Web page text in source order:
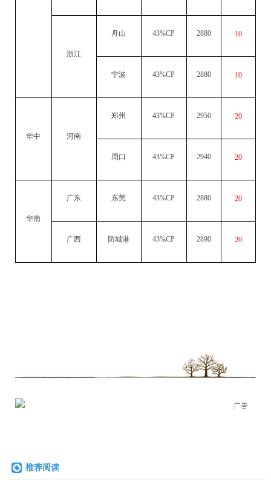
浙江
舟山 43%CP 2880 10
宁波 43%CP 2880 10
华中 河南
郑州 43%CP 2950 20
周口 43%CP 2940 20
华南
广东 东莞 43%CP 2880 20
广西 防城港 43%CP 2890 20
广告
推荐阅读